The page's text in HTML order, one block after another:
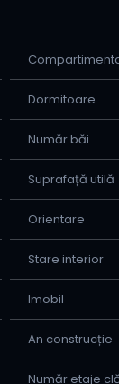
colaborare
ati hotarat sa
puteti apela
Dormitoare
Număr băi
Suprafață utilă
Orientare
Stare interior
Imobil
An construcție
Număr etaje